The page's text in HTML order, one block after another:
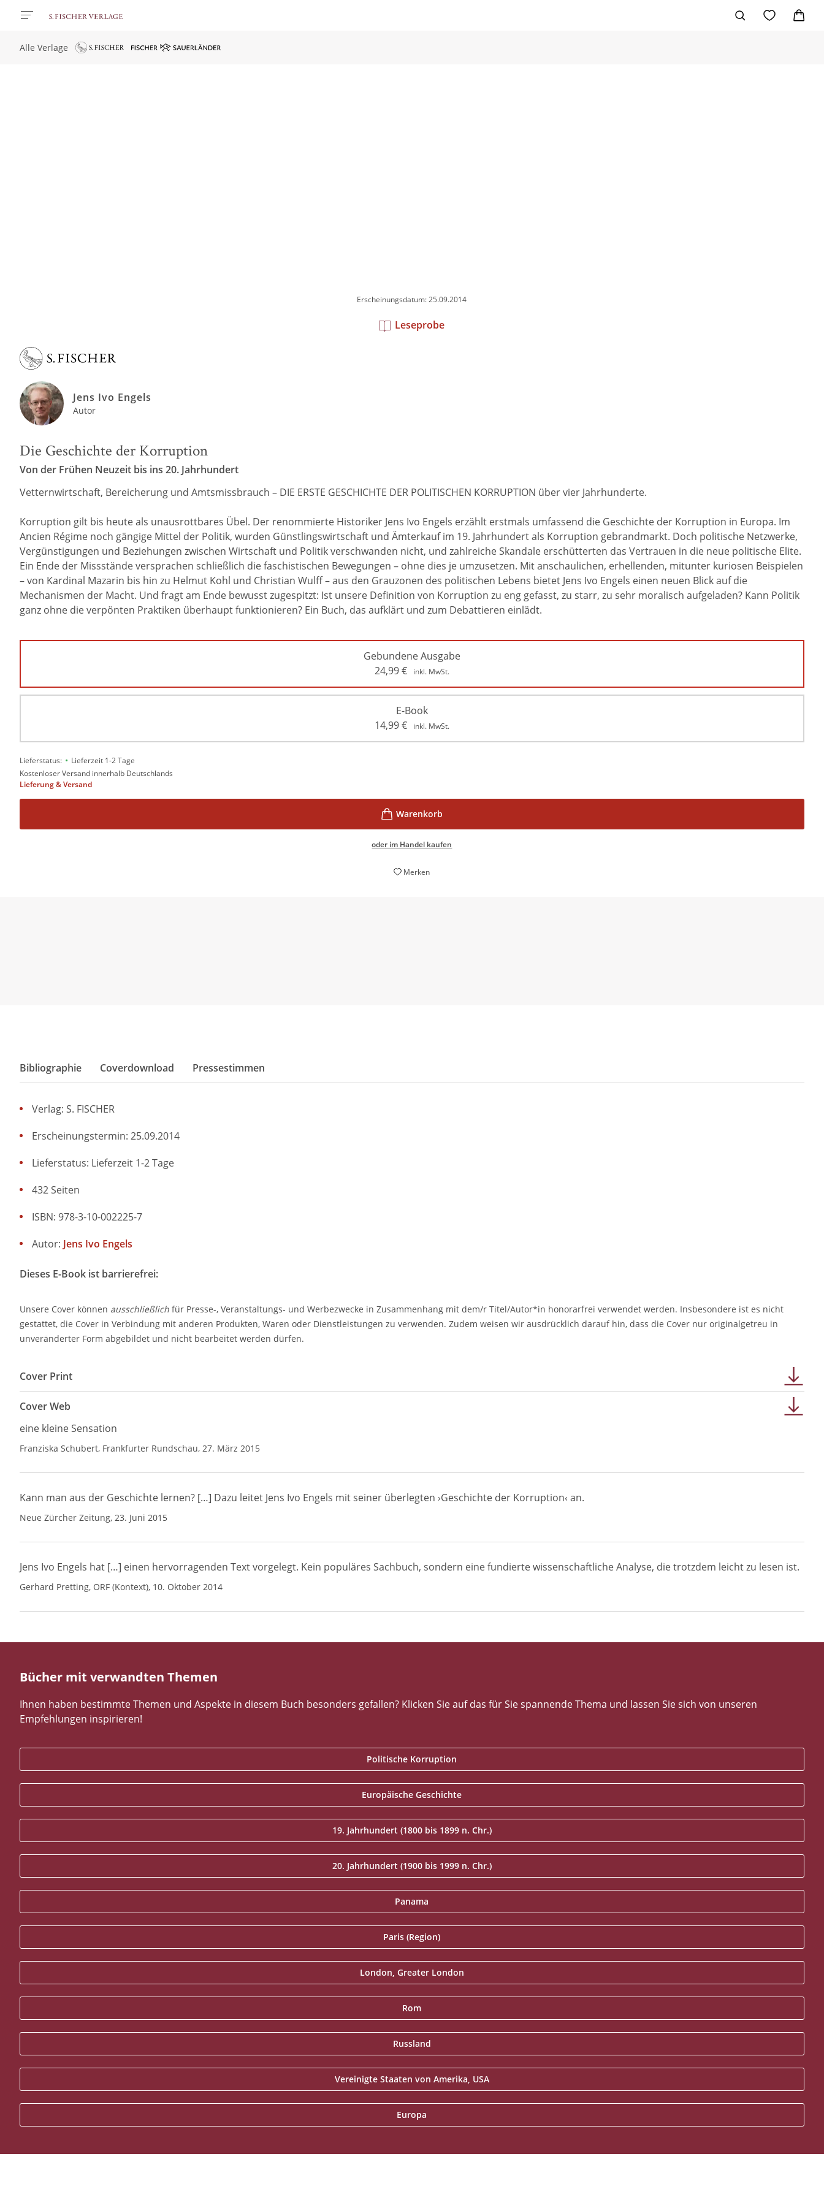
Alle Verlage
Erscheinungsdatum: 25.09.2014
Leseprobe
Jens Ivo Engels
Autor
Die Geschichte der Korruption
Von der Frühen Neuzeit bis ins 20. Jahrhundert
Vetternwirtschaft, Bereicherung und Amtsmissbrauch – DIE ERSTE GESCHICHTE DER POLITISCHEN KORRUPTION über vier Jahrhunderte.
Korruption gilt bis heute als unausrottbares Übel. Der renommierte Historiker Jens Ivo Engels erzählt erstmals umfassend die Geschichte der Korruption in Europa. Im
Ancien Régime noch gängige Mittel der Politik, wurden Günstlingswirtschaft und Ämterkauf im 19. Jahrhundert als Korruption gebrandmarkt. Doch politische Netzwerke,
Vergünstigungen und Beziehungen zwischen Wirtschaft und Politik verschwanden nicht, und zahlreiche Skandale erschütterten das Vertrauen in die neue politische Elite.
Ein Ende der Missstände versprachen schließlich die faschistischen Bewegungen – ohne dies je umzusetzen. Mit anschaulichen, erhellenden, mitunter kuriosen Beispielen
– von Kardinal Mazarin bis hin zu Helmut Kohl und Christian Wulff – aus den Grauzonen des politischen Lebens bietet Jens Ivo Engels einen neuen Blick auf die
Mechanismen der Macht. Und fragt am Ende bewusst zugespitzt: Ist unsere Definition von Korruption zu eng gefasst, zu starr, zu sehr moralisch aufgeladen? Kann Politik
ganz ohne die verpönten Praktiken überhaupt funktionieren? Ein Buch, das aufklärt und zum Debattieren einlädt.
Gebundene Ausgabe
24,99€ inkl. MwSt.
E-Book
14,99€ inkl. MwSt.
Lieferstatus: • Lieferzeit 1-2 Tage
Kostenloser Versand innerhalb Deutschlands
Lieferung & Versand
oder im Handel kaufen
Merken
Bibliographie Coverdownload Pressestimmen
Verlag: S. FISCHER
Erscheinungstermin: 25.09.2014
Lieferstatus: Lieferzeit 1-2 Tage
ISBN: 978-3-10-002225-7
432 Seiten
Autor: Jens Ivo Engels
Dieses E-Book ist barrierefrei:
Unsere Cover können ausschließlichfür Presse-, Veranstaltungs- und Werbezwecke in Zusammenhang mit dem/r Titel/Autor*in honorarfrei verwendet werden. Insbesondere ist es nicht
gestattet, die Cover in Verbindung mit anderen Produkten, Waren oder Dienstleistungen zu verwenden. Zudem weisen wir ausdrücklich darauf hin, dass die Cover nur originalgetreu in
unveränderter Form abgebildet und nicht bearbeitet werden dürfen.
Cover Print
Cover Web
eine kleine Sensation
Franziska Schubert, Frankfurter Rundschau, 27. März 2015
Kann man aus der Geschichte lernen? […] Dazu leitet Jens Ivo Engels mit seiner überlegten ›Geschichte der Korruption‹ an.
Neue Zürcher Zeitung, 23. Juni 2015
Jens Ivo Engels hat […] einen hervorragenden Text vorgelegt. Kein populäres Sachbuch, sondern eine fundierte wissenschaftliche Analyse, die trotzdem leicht zu lesen ist.
Gerhard Pretting, ORF (Kontext), 10. Oktober 2014
Bücher mit verwandten Themen
Ihnen haben bestimmte Themen und Aspekte in diesem Buch besonders gefallen? Klicken Sie auf das für Sie spannende Thema und lassen Sie sich von unseren
Empfehlungen inspirieren!
Politische Korruption
Europäische Geschichte
19. Jahrhundert (1800 bis 1899 n. Chr.)
20. Jahrhundert (1900 bis 1999 n. Chr.)
Panama
Paris (Region)
London, Greater London
Rom
Russland
Vereinigte Staaten von Amerika, USA
Europa